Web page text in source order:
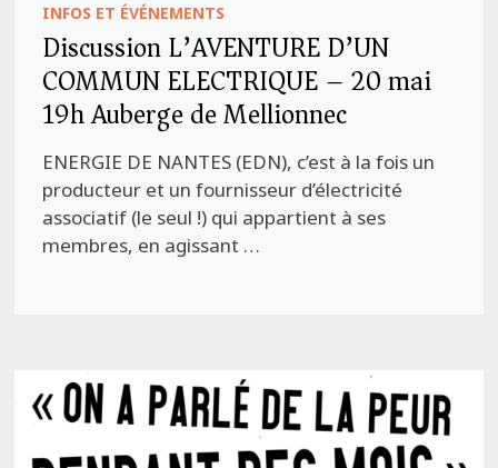
INFOS ET ÉVÉNEMENTS
Discussion L’AVENTURE D’UN
COMMUN ELECTRIQUE – 20 mai
19h Auberge de Mellionnec
ENERGIE DE NANTES (EDN), c’est à la fois un
producteur et un fournisseur d’électricité
associatif (le seul !) qui appartient à ses
membres, en agissant …